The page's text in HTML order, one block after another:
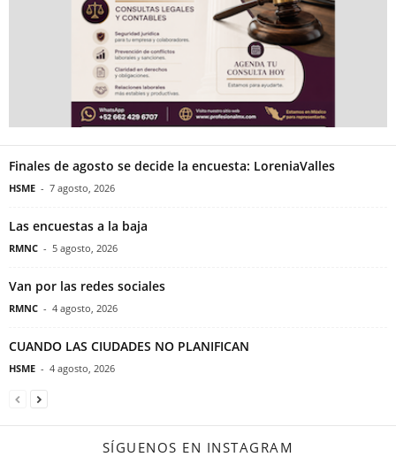
Finales de agosto se decide la encuesta: LoreniaValles
HSME - 7 agosto, 2026
Las encuestas a la baja
RMNC - 5 agosto, 2026
Van por las redes sociales
RMNC - 4 agosto, 2026
CUANDO LAS CIUDADES NO PLANIFICAN
HSME - 4 agosto, 2026
SÍGUENOS EN INSTAGRAM